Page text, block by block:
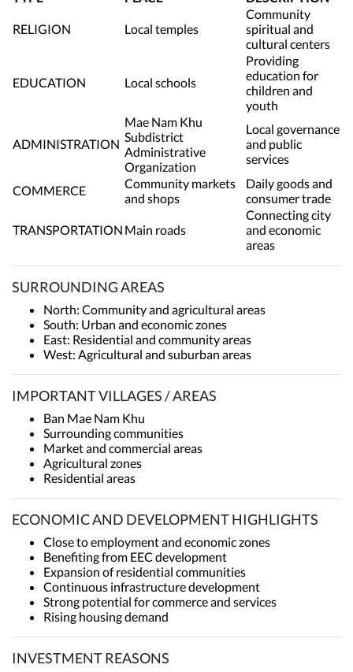
RELIGION Local temples
Community
spiritual and
cultural centers
EDUCATION Local schools
Providing
education for
children and
youth
ADMINISTRATION
Mae Nam Khu
Subdistrict
Administrative
Organization
Local governance
and public
services
COMMERCE
Community markets
and shops
Daily goods and
consumer trade
TRANSPORTATION Main roads
Connecting city
and economic
areas
SURROUNDING AREAS
North: Community and agricultural areas
South: Urban and economic zones
East: Residential and community areas
West: Agricultural and suburban areas
IMPORTANT VILLAGES / AREAS
Ban Mae Nam Khu
Surrounding communities
Market and commercial areas
Agricultural zones
Residential areas
ECONOMIC AND DEVELOPMENT HIGHLIGHTS
Close to employment and economic zones
Benefiting from EEC development
Expansion of residential communities
Continuous infrastructure development
Strong potential for commerce and services
Rising housing demand
INVESTMENT REASONS